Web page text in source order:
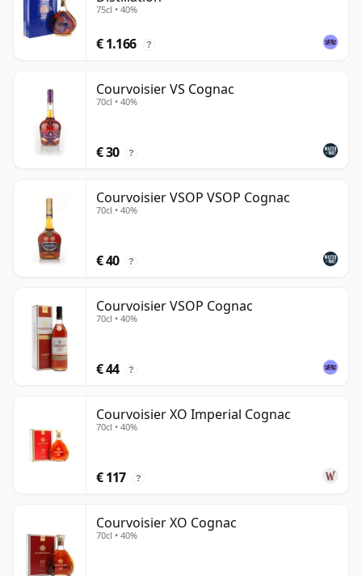
75cl • 40%
€ 1.166 ?
Courvoisier VS Cognac
70cl • 40%
€ 30 ?
Courvoisier VSOP VSOP Cognac
70cl • 40%
€ 40 ?
Courvoisier VSOP Cognac
70cl • 40%
€ 44 ?
Courvoisier XO Imperial Cognac
70cl • 40%
€ 117 ?
Courvoisier XO Cognac
70cl • 40%